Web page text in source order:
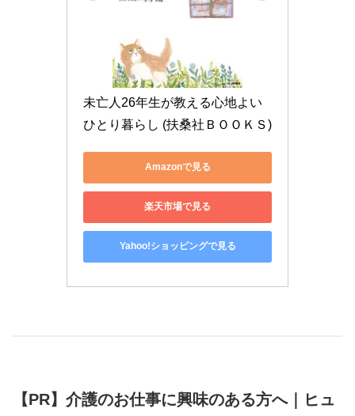
未亡人26年生が教える心地よい
ひとり暮らし (扶桑社ＢＯＯＫＳ)
Amazonで見る
楽天市場で見る
Yahoo!ショッピングで見る
【PR】介護のお仕事に興味のある方へ｜ヒュ